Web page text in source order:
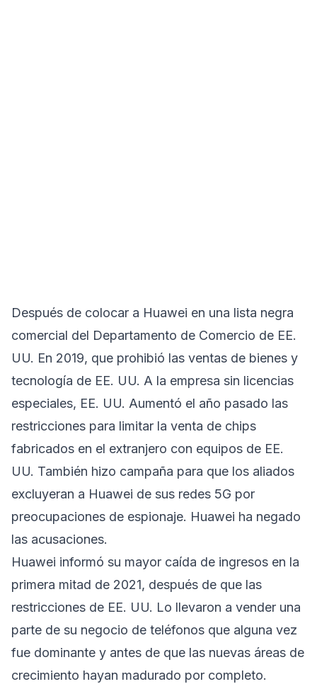
Después de colocar a Huawei en una lista negra
comercial del Departamento de Comercio de EE.
UU. En 2019, que prohibió las ventas de bienes y
tecnología de EE. UU. A la empresa sin licencias
especiales, EE. UU. Aumentó el año pasado las
restricciones para limitar la venta de chips
fabricados en el extranjero con equipos de EE.
UU. También hizo campaña para que los aliados
excluyeran a Huawei de sus redes 5G por
preocupaciones de espionaje. Huawei ha negado
las acusaciones.
Huawei informó su mayor caída de ingresos en la
primera mitad de 2021, después de que las
restricciones de EE. UU. Lo llevaron a vender una
parte de su negocio de teléfonos que alguna vez
fue dominante y antes de que las nuevas áreas de
crecimiento hayan madurado por completo.